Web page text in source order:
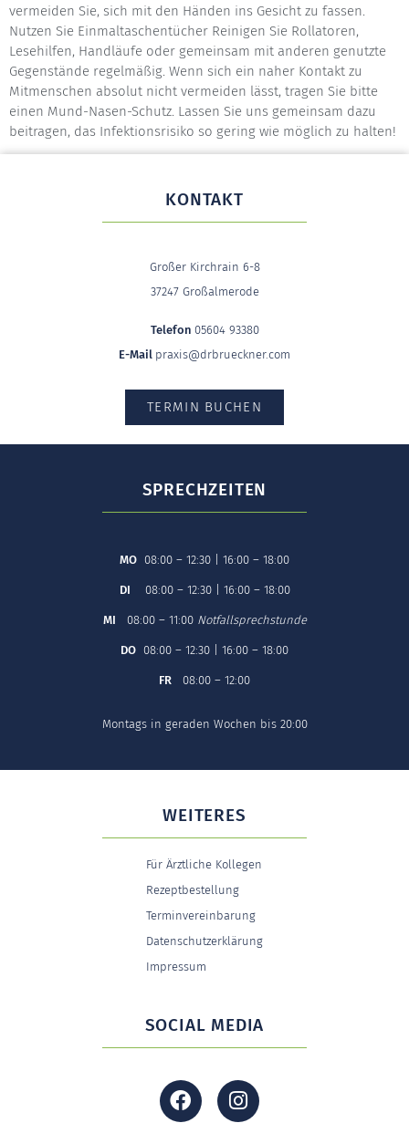
vermeiden Sie, sich mit den Händen ins Gesicht zu fassen.
Nutzen Sie Einmaltaschentücher Reinigen Sie Rollatoren,
Lesehilfen, Handläufe oder gemeinsam mit anderen genutzte
Gegenstände regelmäßig. Wenn sich ein naher Kontakt zu
Mitmenschen absolut nicht vermeiden lässt, tragen Sie bitte
einen Mund-Nasen-Schutz. Lassen Sie uns gemeinsam dazu
beitragen, das Infektionsrisiko so gering wie möglich zu halten!
KONTAKT
Großer Kirchrain 6-8
37247 Großalmerode
Telefon 05604 93380
E-Mail praxis@drbrueckner.com
TERMIN BUCHEN
SPRECHZEITEN
MO 08:00 – 12:30 | 16:00 – 18:00
DI 08:00 – 12:30 | 16:00 – 18:00
MI 08:00 – 11:00 Notfallsprechstunde
DO 08:00 – 12:30 | 16:00 – 18:00
FR 08:00 – 12:00
Montags in geraden Wochen bis 20:00
WEITERES
Für Ärztliche Kollegen
Rezeptbestellung
Terminvereinbarung
Datenschutzerklärung
Impressum
SOCIAL MEDIA